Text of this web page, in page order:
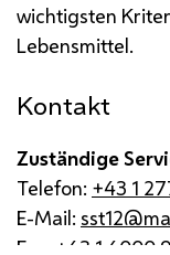
wichtigsten
Lebensmittel.
Kontakt
Zuständige
Telefon: +43 1
E-Mail:
Fax:
+43 1 4000